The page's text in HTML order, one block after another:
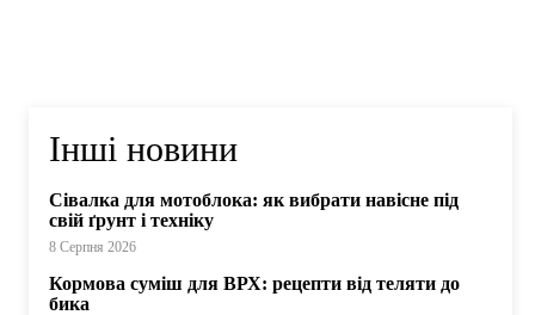
Інші новини
Сівалка для мотоблока: як вибрати навісне під
свій ґрунт і техніку
8 Серпня 2026
Кормова суміш для ВРХ: рецепти від теляти до
бика